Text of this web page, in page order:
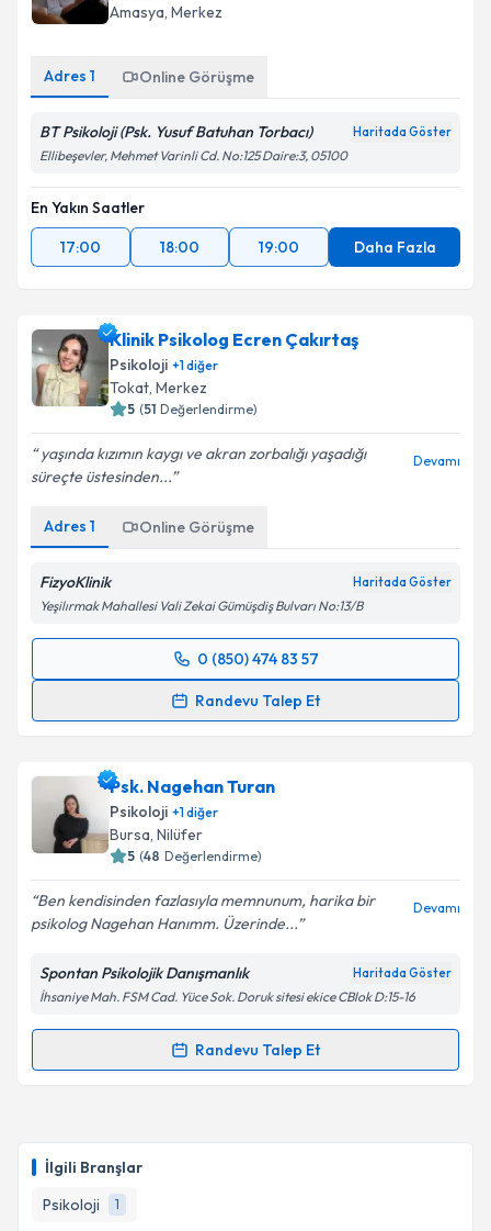
İlgili Branşlar
Psikoloji
1
Kişisel verilerimin işlenmesine ilişkin
Metni'ni okudum ve kişisel verilerimin belirtilen
kapsamda işlenmesini kabul ediyorum.
Takvim Talebini Gönder
Amasya, Merkez
Adres 1 Online Görüşme
BT Psikoloji (Psk. Yusuf Batuhan Torbacı) Haritada Göster
Ellibeşevler, Mehmet Varinli Cd. No:125 Daire:3, 05100
En Yakın Saatler
17:00
18:00 19:00 Daha Fazla
Klinik Psikolog Ecren Çakırtaş
Psikoloji +1diğer
Tokat, Merkez
5 (51 Değerlendirme)
yaşında kızımın kaygı ve akran zorbalığı yaşadığı
süreçte üstesinden...
Devamı
Adres 1 Online Görüşme
FizyoKlinik Haritada Göster
Yeşilırmak Mahallesi Vali Zekai Gümüşdiş Bulvarı No:13/B
0 (850) 474 83 57
Randevu Talep Et
Randevu Takvimi Talebi
için bir takvim hazırlandığında e-posta ile
bilgilendireceğiz.
E-posta Adresiniz
Metni'ni okudum ve kişisel verilerimin belirtilen
kapsamda işlenmesini kabul ediyorum.
Takvim Talebini Gönder
Psk. Nagehan Turan
Psikoloji +1diğer
Bursa, Nilüfer
5 (48 Değerlendirme)
Ben kendisinden fazlasıyla memnunum, harika bir
psikolog Nagehan Hanımm. Üzerinde...
Devamı
Spontan Psikolojik Danışmanlık Haritada Göster
İhsaniye Mah. FSM Cad. Yüce Sok. Doruk sitesi ekice CBlok D:15-16
Randevu Talep Et
Randevu Takvimi Talebi
takvim hazırlandığında e-posta ile bilgilendireceğiz.
E-posta Adresiniz